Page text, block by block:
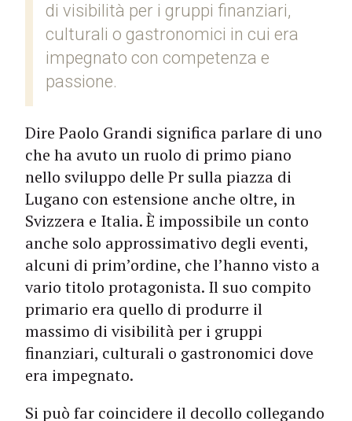
di visibilità per i gruppi finanziari,
culturali o gastronomici in cui era
impegnato con competenza e
passione.
Dire Paolo Grandi significa parlare di uno
che ha avuto un ruolo di primo piano
nello sviluppo delle Pr sulla piazza di
Lugano con estensione anche oltre, in
Svizzera e Italia. È impossibile un conto
anche solo approssimativo degli eventi,
alcuni di prim’ordine, che l’hanno visto a
vario titolo protagonista. Il suo compito
primario era quello di produrre il
massimo di visibilità per i gruppi
finanziari, culturali o gastronomici dove
era impegnato.
Si può far coincidere il decollo collegando